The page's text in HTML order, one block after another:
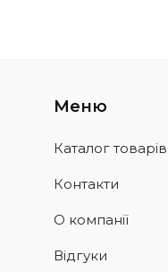
Каталог товарів
Контакти
О компанії
Відгуки